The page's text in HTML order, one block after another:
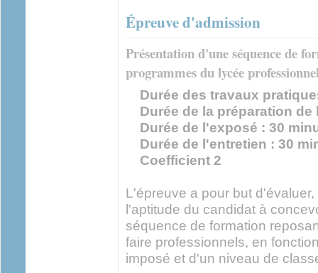
Épreuve d'admission
Présentation d'une séquence de
programmes du lycée
Durée des travaux
Durée de la préparation de
Durée de l'exposé : 30
Durée de l'entretien : 30
Coefficient 2
L'épreuve a pour but
l'aptitude du candidat à
séquence de formation
faire professionnels, en
imposé et d'un niveau de